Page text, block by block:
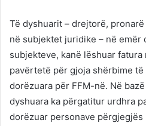
Të dyshuarit – drejtorë,
në subjektet juridike – në emër
subjekteve, kanë lëshuar fatura
pavërtetë për gjoja shërbime
dorëzuara për FFM-në. Në
dyshuara ka përgatitur urdhra
dorëzuar personave përgjegjës